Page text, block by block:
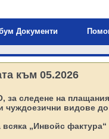
Документи
към 05.2026
следене на
видове
„Инвойс